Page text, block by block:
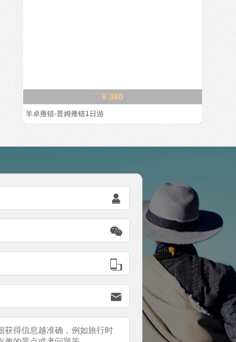
¥ 380
羊卓雍错-普姆雍错1日游



